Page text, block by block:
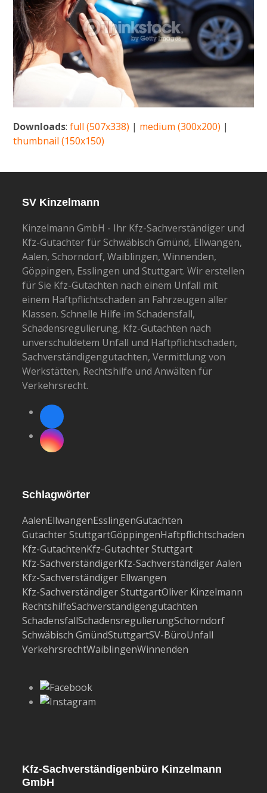
Downloads:full (507x338) | medium (300x200) |
thumbnail (150x150)
SV Kinzelmann
Kinzelmann GmbH - Ihr Kfz-Sachverständiger und
Kfz-Gutachter für Schwäbisch Gmünd, Ellwangen,
Aalen, Schorndorf, Waiblingen, Winnenden,
Göppingen, Esslingen und Stuttgart. Wir erstellen
für Sie Kfz-Gutachten nach einem Unfall mit
einem Haftpflichtschaden an Fahrzeugen aller
Klassen. Schnelle Hilfe im Schadensfall,
Schadensregulierung, Kfz-Gutachten nach
unverschuldetem Unfall und Haftpflichtschaden,
Sachverständigengutachten, Vermittlung von
Werkstätten, Rechtshilfe und Anwälten für
Verkehrsrecht.
Facebook
Instagram
Schlagwörter
AalenEllwangenEsslingenGutachten
Gutachter StuttgartGöppingenHaftpflichtschaden
Kfz-GutachtenKfz-Gutachter Stuttgart
Kfz-SachverständigerKfz-Sachverständiger Aalen
Kfz-Sachverständiger Ellwangen
Kfz-Sachverständiger StuttgartOliver Kinzelmann
RechtshilfeSachverständigengutachten
SchadensfallSchadensregulierungSchorndorf
Schwäbisch GmündStuttgartSV-BüroUnfall
VerkehrsrechtWaiblingenWinnenden
Kfz-Sachverständigenbüro Kinzelmann
GmbH